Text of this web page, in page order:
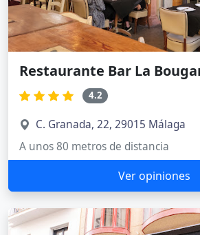
Restaurante Bar La
4.2
C. Granada, 22, 29015 Málaga
A unos 80 metros de distancia
Ver opiniones